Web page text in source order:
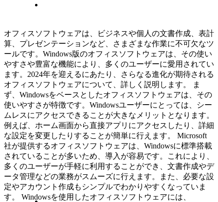
オフィスソフトウェアは、ビジネスや個人の文書作成、表計
算、プレゼンテーションなど、さまざまな作業に不可欠なツ
ールです。Windows版のオフィスソフトウェアは、その使い
やすさや豊富な機能により、多くのユーザーに愛用されてい
ます。2024年を迎えるにあたり、さらなる進化が期待される
オフィスソフトウェアについて、詳しく説明します。 ま
ず、Windowsをベースとしたオフィスソフトウェアは、その
使いやすさが特徴です。Windowsユーザーにとっては、シー
ムレスにアクセスできることが大きなメリットとなります。
例えば、ホーム画面から直接アプリにアクセスしたり、詳細
な設定を変更したりすることが簡単に行えます。 Microsoft
社が提供するオフィスソフトウェアは、Windowsに標準搭載
されていることが多いため、導入が容易です。これにより、
多くのユーザーが手軽に利用することができ、文書作成やデ
ータ管理などの業務がスムーズに行えます。また、必要な設
定やアカウント作成もシンプルでわかりやすくなっていま
す。 Windowsを使用したオフィスソフトウェアには、